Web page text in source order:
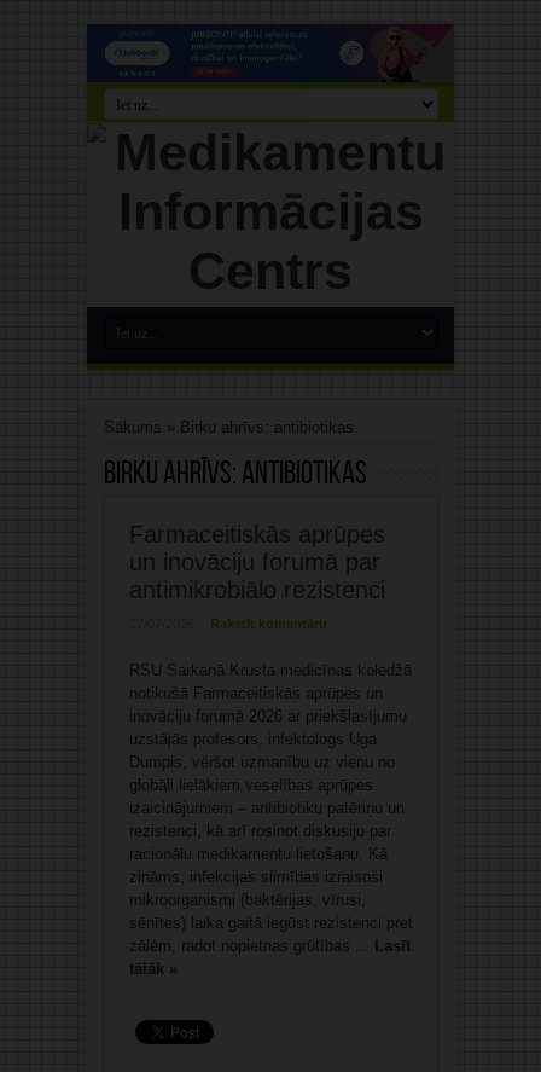
Sākums » Birku ahrīvs: antibiotikas
Birku ahrīvs: antibiotikas
Farmaceitiskās aprūpes
un inovāciju forumā par
antimikrobiālo rezistenci
Rakstīt komentāru
RSU Sarkanā Krusta medicīnas koledžā
notikušā Farmaceitiskās aprūpes un
inovāciju forumā 2026 ar priekšlasījumu
uzstājās profesors, infektologs Uga
Dumpis, vēršot uzmanību uz vienu no
globāli lielākiem veselības aprūpes
izaicinājumiem – antibiotiku patēriņu un
rezistenci, kā arī rosinot diskusiju par
racionālu medikamentu lietošanu. Kā
zināms, infekcijas slimības izraisoši
mikroorganismi (baktērijas, vīrusi,
sēnītes) laika gaitā iegūst rezistenci pret
zālēm, radot nopietnas grūtības ... Lasīt
tālāk »